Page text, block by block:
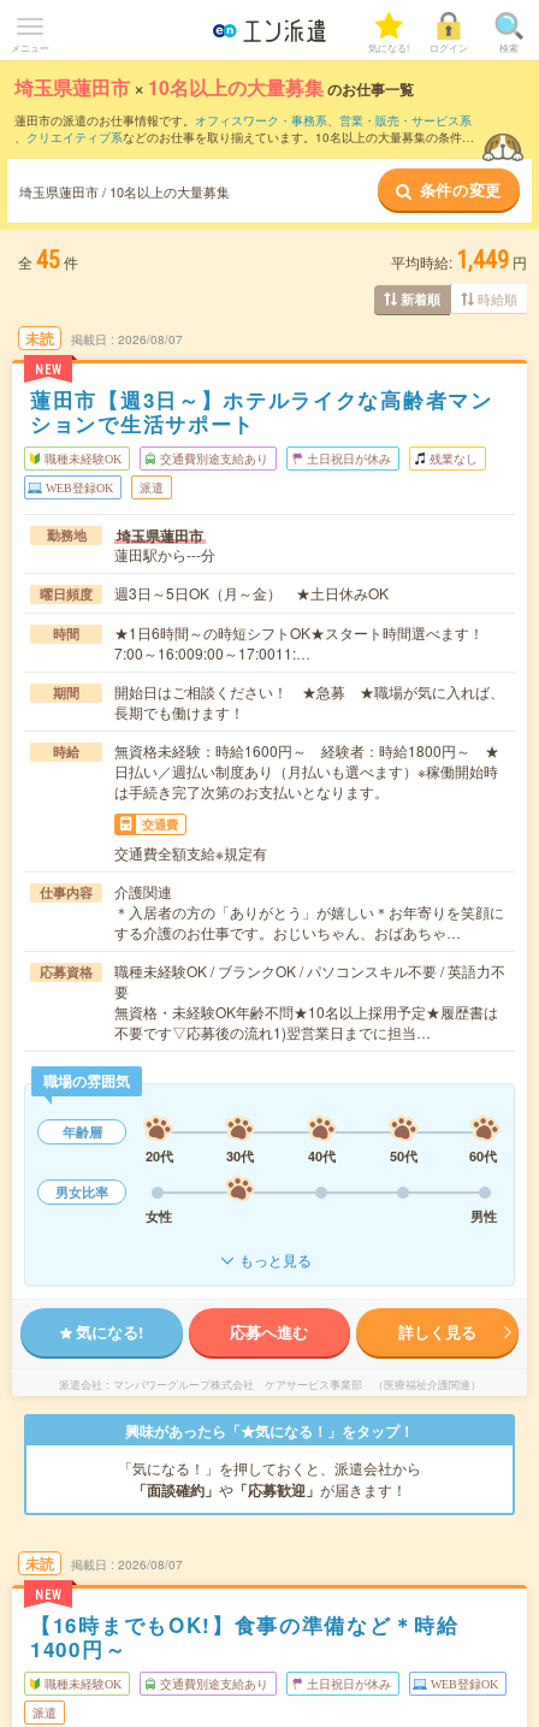
メニュー 気になる! ログイン 検索
埼玉県蓮田市 × 10名以上の大量募集のお仕事一覧
蓮田市の派遣のお仕事情報です。 オフィスワーク・事務系、 営業・販売・サービス系
、 クリエイティブ系などのお仕事を取り揃えています。10名以上の大量募集の条件の
埼玉県蓮田市 / 10名以上の大量募集 条件の変更
全 45件 平均時給: 1,449 円
新着順 時給順
未読
NEW
掲載日 2026/08/07
蓮田市【週3日～】ホテルライクな高齢者マン
ションで生活サポート
職種未経験OK 交通費別途支給あり 土日祝日が休み 残業なし
WEB登録OK 派遣
勤務地 埼玉県蓮田市
蓮田駅から---分
曜日頻度 週3日～5日OK（月～金） ★土日休みOK
時間
★1日6時間～の時短シフトOK★スタート時間選べます！
7:00～16:009:00～17:0011:…
期間
開始日はご相談ください！ ★急募 ★職場が気に入れば、
長期でも働けます！
時給
無資格未経験：時給1600円～ 経験者：時給1800円～ ★
日払い／週払い制度あり（月払いも選べます）※稼働開始時
は手続き完了次第のお支払いとなります。
交通費
交通費全額支給※規定有
仕事内容
介護関連
＊入居者の方の「ありがとう」が嬉しい＊お年寄りを笑顔に
する介護のお仕事です。おじいちゃん、おばあちゃ…
応募資格
職種未経験OK / ブランクOK / パソコンスキル不要 / 英語力不
要
無資格・未経験OK年齢不問★10名以上採用予定★履歴書は
不要です▽応募後の流れ1)翌営業日までに担当…
職場の雰囲気
年齢層
20代
30代 40代 50代
60代
男女比率
女性
男性
もっと見る
気になる! 応募へ進む 詳しく見る
派遣会社 マンパワーグループ株式会社 ケアサービス事業部 （医療福祉介護関連）
興味があったら「★気になる！」をタップ！
「気になる！」を押しておくと、派遣会社から
「面談確約」 や 「応募歓迎」 が届きます！
未読
NEW
掲載日 2026/08/07
【16時までもOK!】食事の準備など＊時給
1400円～
職種未経験OK 交通費別途支給あり 土日祝日が休み WEB登録OK
派遣